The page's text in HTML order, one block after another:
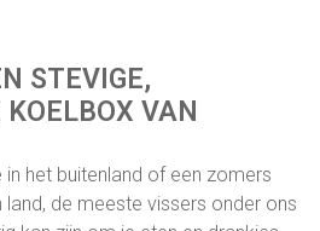
STEVIGE,
KOELBOX VAN
in het buitenland of een zomers
land, de meeste vissers onder ons